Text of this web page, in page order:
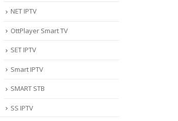
NET IPTV
OttPlayer Smart TV
SET IPTV
Smart IPTV
SMART STB
SS IPTV